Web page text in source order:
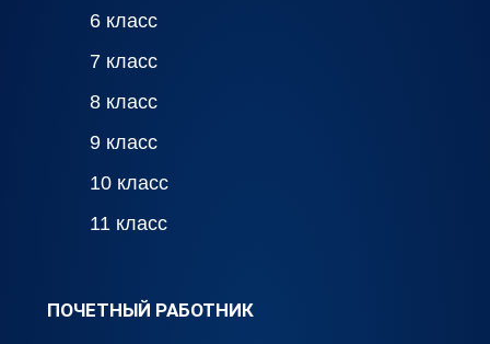
6 класс
7 класс
8 класс
9 класс
10 класс
11 класс
ПОЧЕТНЫЙ РАБОТНИК